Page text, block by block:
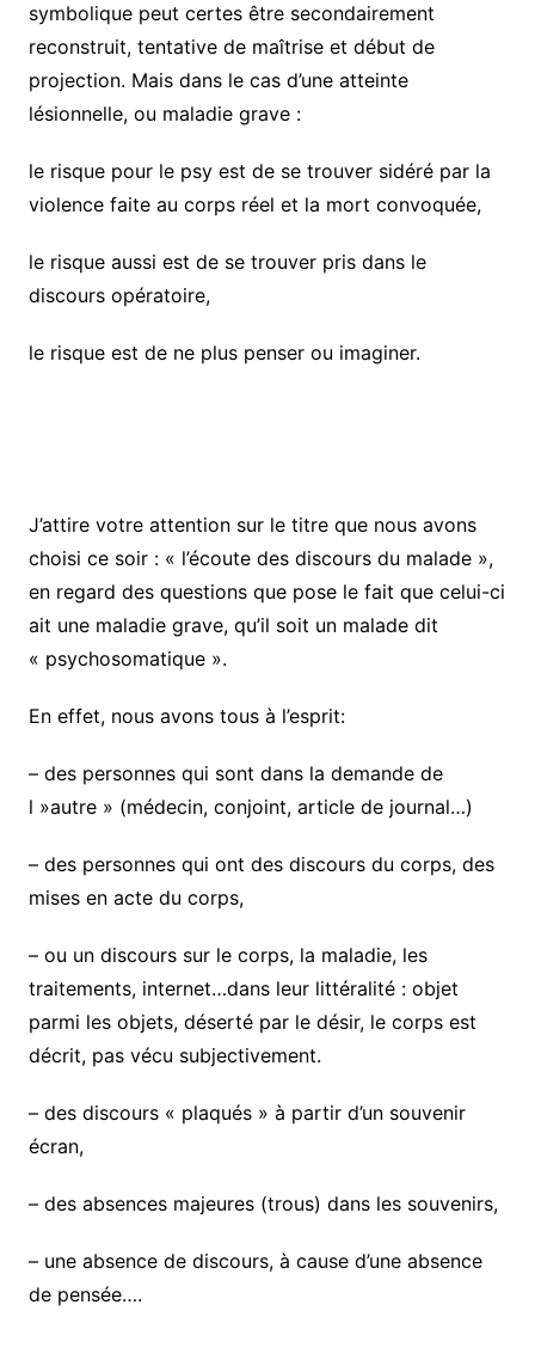
symbolique peut certes être secondairement
reconstruit, tentative de maîtrise et début de
projection. Mais dans le cas d’une atteinte
lésionnelle, ou maladie grave :
le risque pour le psy est de se trouver sidéré par la
violence faite au corps réel et la mort convoquée,
le risque aussi est de se trouver pris dans le
discours opératoire,
le risque est de ne plus penser ou imaginer.
J’attire votre attention sur le titre que nous avons
choisi ce soir : « l’écoute des discours du malade »,
en regard des questions que pose le fait que celui-ci
ait une maladie grave, qu’il soit un malade dit
« psychosomatique ».
En effet, nous avons tous à l’esprit:
– des personnes qui sont dans la demande de
l »autre » (médecin, conjoint, article de journal…)
– des personnes qui ont des discours du corps, des
mises en acte du corps,
– ou un discours sur le corps, la maladie, les
traitements, internet…dans leur littéralité : objet
parmi les objets, déserté par le désir, le corps est
décrit, pas vécu subjectivement.
– des discours « plaqués » à partir d’un souvenir
écran,
– des absences majeures (trous) dans les souvenirs,
– une absence de discours, à cause d’une absence
de pensée….